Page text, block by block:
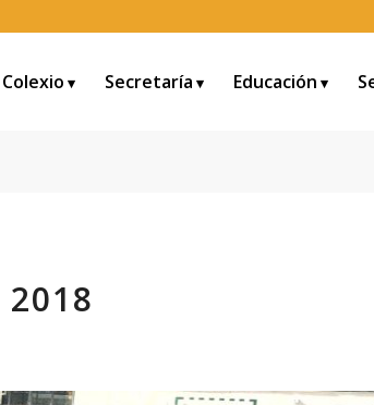
Colexio Secretaría Educación
2018